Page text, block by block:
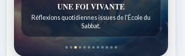
UNE FOI VIVANTE
Réflexions quotidiennes issues de l'École du
Sabbat.